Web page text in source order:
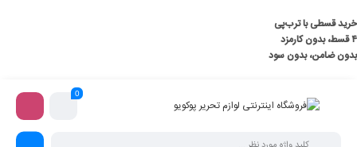
خرید قسطی با ترب‌پی
۴ قسط، بدون کارمزد
بدون ضامن، بدون سود
0